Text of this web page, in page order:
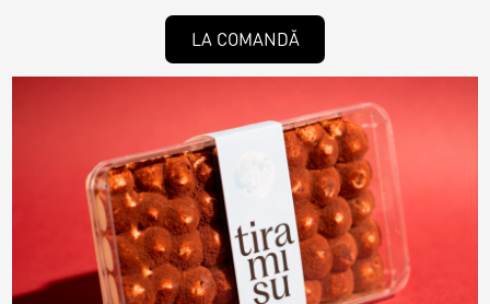
Candles
LA COMANDĂ